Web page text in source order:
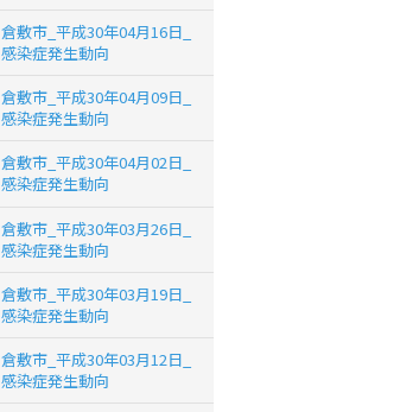
倉敷市_平成30年04月16日_
感染症発生動向
倉敷市_平成30年04月09日_
感染症発生動向
倉敷市_平成30年04月02日_
感染症発生動向
倉敷市_平成30年03月26日_
感染症発生動向
倉敷市_平成30年03月19日_
感染症発生動向
倉敷市_平成30年03月12日_
感染症発生動向